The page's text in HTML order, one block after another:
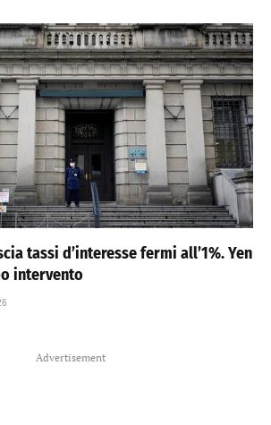
tassi d’interesse fermi all’1%. Yen
intervento
Advertisement